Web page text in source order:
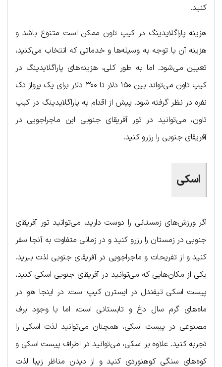
کنید.
هزینه پاراگلایدینگ در کیپ تاون ممکن است متنوع باشد و
هزینه آن با توجه به وسیله‌ها و خدماتی که انتخاب می‌کنید،
تعیین می‌شود. اما به طور کلی، هزینه‌های پاراگلایدینگ در
کیپ تاون می‌تواند بین ۱۵۰ دلار تا ۳۰۰ دلار برای یک پرواز تک
نفره در نظر گرفته شود. پیش از اقدام به پاراگلایدینگ در کیپ
تاون، می‌توانید در تور آفریقای جنوبی این ماجراجویی در
آفریقای جنوبی را رزرو کنید.
اسکی
اگر ورزش‌های زمستانی را دوست دارید، می‌توانید تور آفریقای
جنوبی در زمستان را رزرو کنید و در زمانی متفاوت به آنجا سفر
کنید و از تفریحات و ماجراجویی در آفریقای جنوبی لذت ببرید.
یکی از مکان‌هایی که می‌توانید در آفریقای جنوبی اسکی کنید،
پیست اسکی تیفندل در ایسترن کیپ است. در اینجا هوا در
ماه‌های گرم سال داغ و تابستانی است، اما با وجود برف
مصنوعی در پیست اسکی، همچنان می‌توانید لذت اسکی را
تجربه کنید. علاوه بر اسکی، می‌توانید در اطراف پیست اسکی و
کوه‌های سنگی کوهنوردی کنید و از دیدن مناظر زیبا لذت